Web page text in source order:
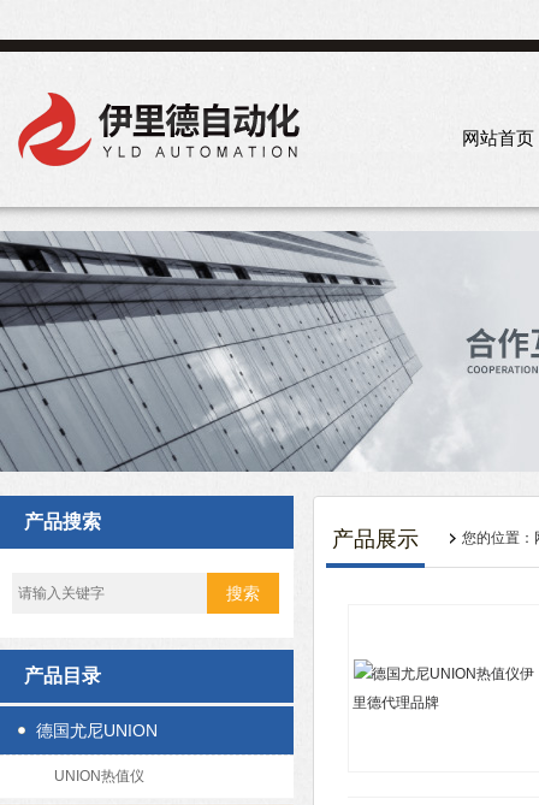
网站首页
产品搜索
产品目录
德国尤尼UNION
UNION热值仪
产品展示 您的位置：